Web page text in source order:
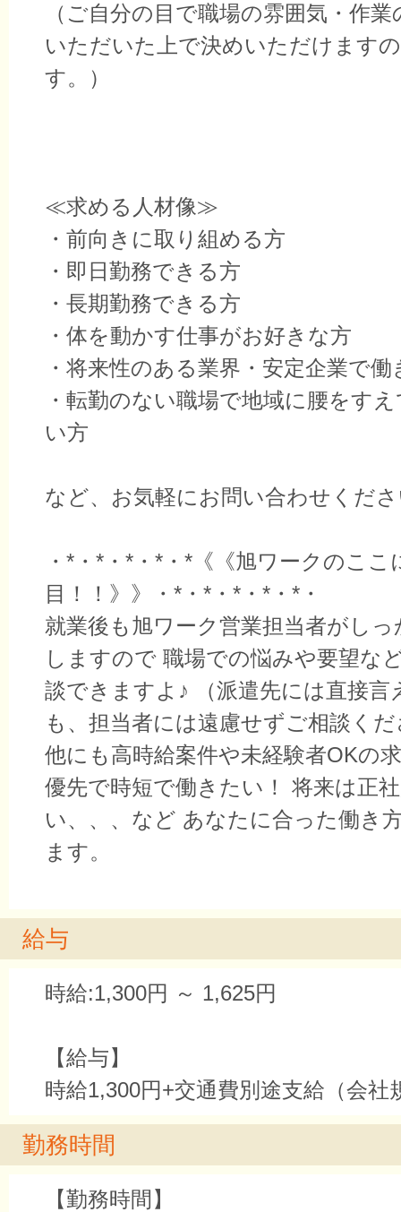
（ご自分の目で職場の雰囲気・作
いただいた上で決めいただけます
す。）
≪求める人材像≫
・前向きに取り組める方
・即日勤務できる方
・長期勤務できる方
・体を動かす仕事がお好きな方
・将来性のある業界・安定企業で
・転勤のない職場で地域に腰をす
い方
など、お気軽にお問い合わせくだ
・*・*・*・*・*《《旭ワークのここ
目！！》》・*・*・*・*・*・
就業後も旭ワーク営業担当者がし
しますので 職場での悩みや要望な
談できますよ♪ （派遣先には直接言
も、担当者には遠慮せずご相談く
他にも高時給案件や未経験者OKの
優先で時短で働きたい！ 将来は正
い、、、など あなたに合った働き
ます。
給与
時給:1,300円 ～ 1,625円
【給与】
時給1,300円+交通費別途支給（会社
勤務時間
【勤務時間】